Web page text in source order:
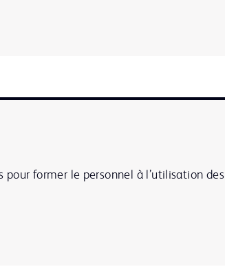
pour former le personnel à l’utilisation des